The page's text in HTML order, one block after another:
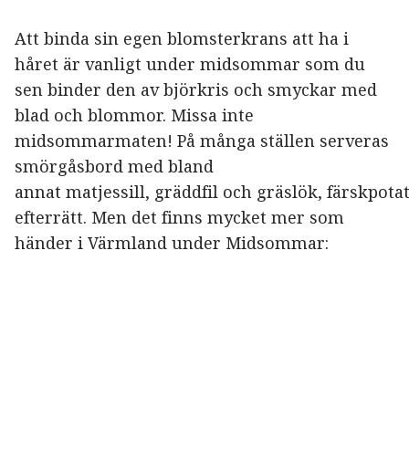
Att binda sin egen blomsterkrans att ha i
håret är vanligt under midsommar som du
sen binder den av björkris och smyckar med
blad och blommor. Missa inte
midsommarmaten! På många ställen serveras
smörgåsbord med bland
annat matjessill, gräddfil och gräslök,
efterrätt. Men det finns mycket mer som
händer i Värmland under Midsommar: